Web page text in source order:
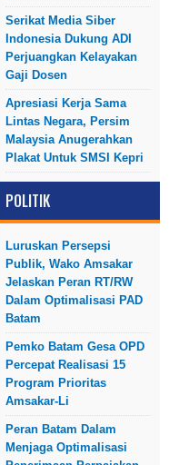
Serikat Media Siber
Indonesia Dukung ADI
Perjuangkan Kelayakan
Gaji Dosen
Apresiasi Kerja Sama
Lintas Negara, Persim
Malaysia Anugerahkan
Plakat Untuk SMSI Kepri
POLITIK
Luruskan Persepsi
Publik, Wako Amsakar
Jelaskan Peran RT/RW
Dalam Optimalisasi PAD
Batam
Pemko Batam Gesa OPD
Percepat Realisasi 15
Program Prioritas
Amsakar-Li
Peran Batam Dalam
Menjaga Optimalisasi